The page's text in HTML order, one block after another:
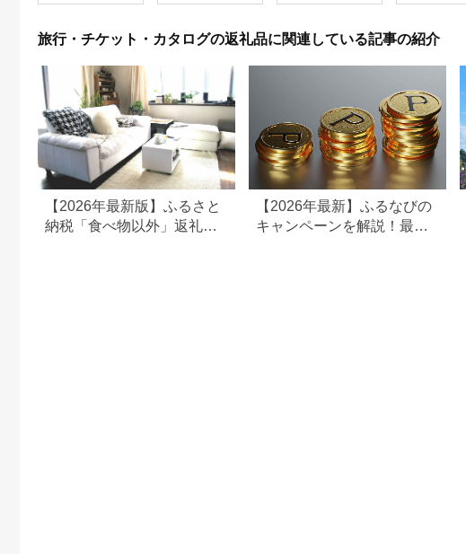
旅行・チケット・カタログの返礼品に関連している記事の紹介
【2026年最新版】ふるさと
納税「食べ物以外」返礼品
【2026年最新】ふるなびの
キャンペーンを解説！最大